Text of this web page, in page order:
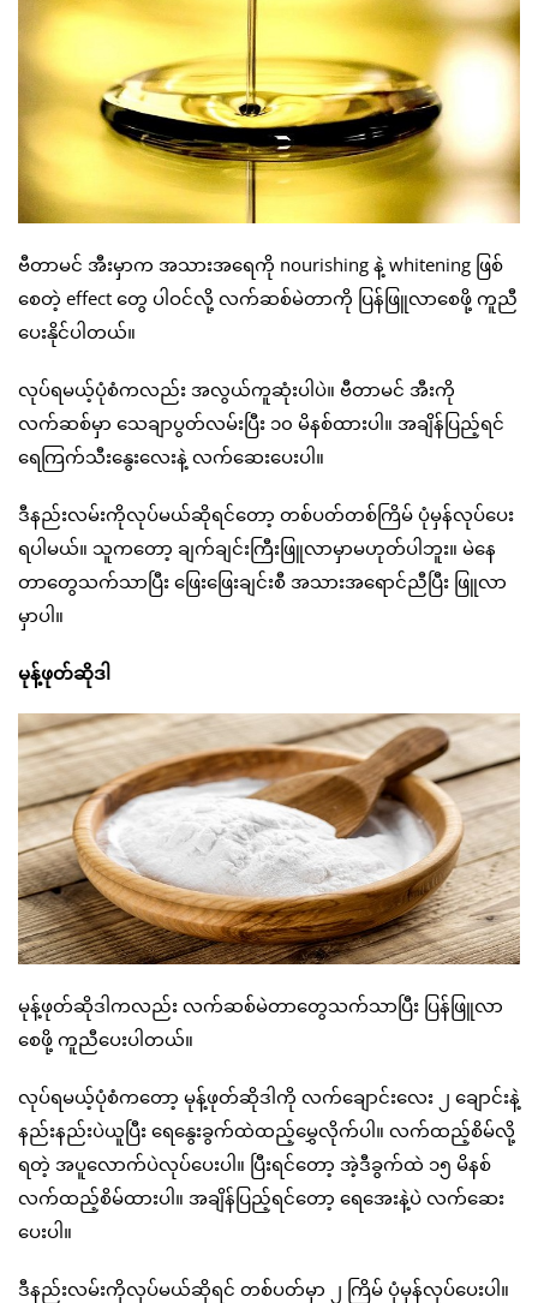
ဗီတာမင် အီးမှာက အသားအရေကို nourishing နဲ့ whitening ဖြစ်
စေတဲ့ effect တွေ ပါဝင်လို့ လက်ဆစ်မဲတာကို ပြန်ဖြူလာစေဖို့ ကူညီ
ပေးနိုင်ပါတယ်။
လုပ်ရမယ့်ပုံစံကလည်း အလွယ်ကူဆုံးပါပဲ။ ဗီတာမင် အီးကို
လက်ဆစ်မှာ သေချာပွတ်လမ်းပြီး ၁၀ မိနစ်ထားပါ။ အချိန်ပြည့်ရင်
ရေကြက်သီးနွေးလေးနဲ့ လက်ဆေးပေးပါ။
ဒီနည်းလမ်းကိုလုပ်မယ်ဆိုရင်တော့ တစ်ပတ်တစ်ကြိမ် ပုံမှန်လုပ်ပေး
ရပါမယ်။ သူကတော့ ချက်ချင်းကြီးဖြူလာမှာမဟုတ်ပါဘူး။ မဲနေ
တာတွေသက်သာပြီး ဖြေးဖြေးချင်းစီ အသားအရောင်ညီပြီး ဖြူလာ
မှာပါ။
မုန့်ဖုတ်ဆိုဒါ
မုန့်ဖုတ်ဆိုဒါကလည်း လက်ဆစ်မဲတာတွေသက်သာပြီး ပြန်ဖြူလာ
စေဖို့ ကူညီပေးပါတယ်။
လုပ်ရမယ့်ပုံစံကတော့ မုန့်ဖုတ်ဆိုဒါကို လက်ချောင်းလေး ၂ ချောင်းနဲ့
နည်းနည်းပဲယူပြီး ရေနွေးခွက်ထဲထည့်မွှေလိုက်ပါ။ လက်ထည့်စိမ်လို့
ရတဲ့ အပူလောက်ပဲလုပ်ပေးပါ။ ပြီးရင်တော့ အဲ့ဒီခွက်ထဲ ၁၅ မိနစ်
လက်ထည့်စိမ်ထားပါ။ အချိန်ပြည့်ရင်တော့ ရေအေးနဲ့ပဲ လက်ဆေး
ပေးပါ။
ဒီနည်းလမ်းကိုလုပ်မယ်ဆိုရင် တစ်ပတ်မှာ ၂ ကြိမ် ပုံမှန်လုပ်ပေးပါ။